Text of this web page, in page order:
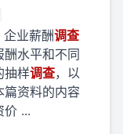
业薪酬调查
水平和不同
抽样调查，以
篇资料的内容
价 ...